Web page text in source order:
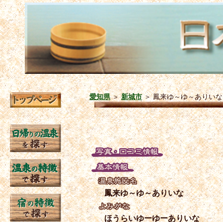
愛知県＞新城市＞鳳来ゆ～ゆ～ありいな
鳳来ゆ～ゆ～ありいな
ほうらいゆーゆーありいな